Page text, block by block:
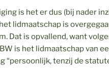
is het er dus (bij nader
lidmaatschap is
Dat is opvallend, want
is het lidmaatschap van
“persoonlijk, tenzij de